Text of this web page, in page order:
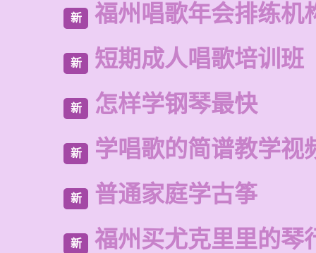
新 福州唱歌年会排练机
新 短期成人唱歌培训班
新 怎样学钢琴最快
新 学唱歌的简谱教学视
新 普通家庭学古筝
新 福州买尤克里里的琴